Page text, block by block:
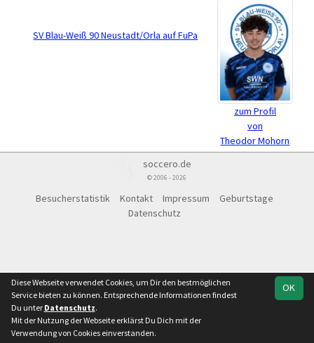
zum Profil
von
Theodor Mohorn
SV Blau-Weiß 90 Neustadt/Orla auf FuPa
soccero.de
© 2006 - 2026
Besucherstatistik Kontakt Impressum
Geburtstage
Datenschutz
OK
Diese Webseite verwendet Cookies, um Dir den bestmöglichen
Service bieten zu können. Entsprechende Informationen findest
Du unter Datenschutz.
Mit der Nutzung der Webseite erklärst Du Dich mit der
Verwendung von Cookies einverstanden.